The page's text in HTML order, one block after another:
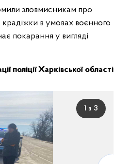
зловмисникам про
крадіжки в умовах воєнного
покарання у вигляді
поліції Харківської області
1 з 3